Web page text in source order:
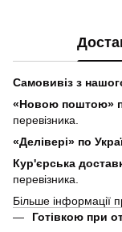
Самовивіз з
«Новою поштою»
перевізника.
«Делівері» по
Кур'єрська
перевізника.
Більше інформації
Готівкою при